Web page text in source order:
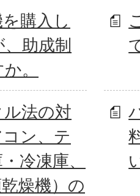
購入し
助成制
。
法の対
ン、テ
冷凍庫、
燥機）の